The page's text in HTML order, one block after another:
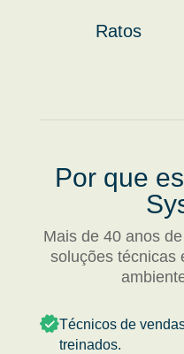
Ratos
Por que
Mais de 40 anos
soluções técnicas
Técnicos de
treinados.